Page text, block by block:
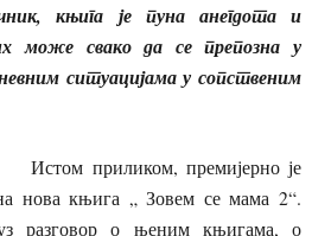
књига је пуна анегдота и
може свако да се препозна у
ситуацијама у сопственим
премијерно је
нова књига „ Зовем се мама 2“.
разговор о њеним књигама, о